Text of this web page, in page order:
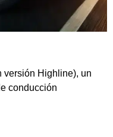
versión Highline), un
conducción